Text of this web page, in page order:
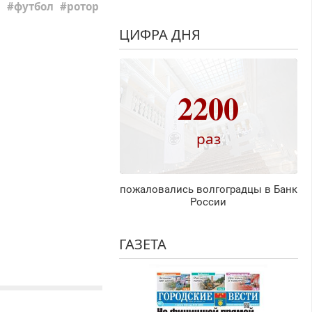
футбол ротор
ЦИФРА ДНЯ
2200
раз
пожаловались волгоградцы в Банк
России
ГАЗЕТА